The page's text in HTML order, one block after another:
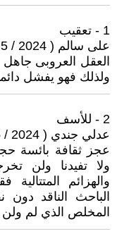
1 - تعقيب
على سالم ( 2024 / 5 / 15 - 04:18 )
العقل العروبى
ولذلك فهو يفشل
2 - للأسف
عدلي جندي ( 2024 / 5 / 15 - 16:45 )
عجز ثقافة بائسة
ولا تفيدنا ولن
والهزائم
الباحث الناقد
المخلص الذي لم